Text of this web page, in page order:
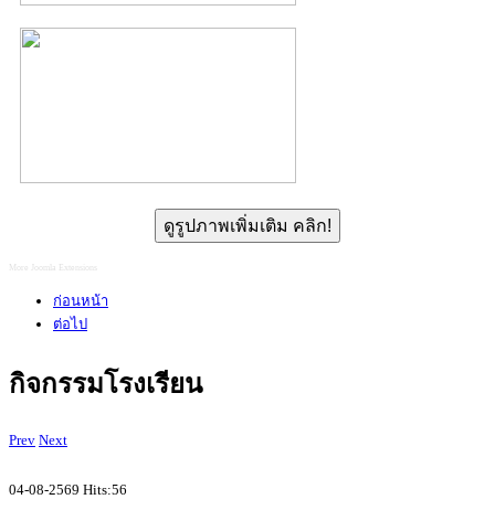
ดูรูปภาพเพิ่มเติม คลิก!
More Joomla Extensions
ก่อนหน้า
ต่อไป
กิจกรรมโรงเรียน
Prev Next
04-08-2569 Hits:56